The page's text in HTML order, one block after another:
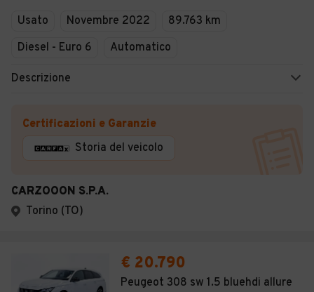
Usato Novembre 2022
89.763 km
Diesel - Euro 6
Automatico
Descrizione
Certificazioni e Garanzie
Storia del veicolo
CARZOOON S.P.A.
Torino (TO)
€ 20.790
Peugeot 308 sw 1.5 bluehdi allure